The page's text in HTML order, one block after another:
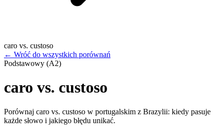
caro vs. custoso
← Wróć do wszystkich porównań
Podstawowy (A2)
caro vs. custoso
Porównaj caro vs. custoso w portugalskim z Brazylii: kiedy pasuje
każde słowo i jakiego błędu unikać.